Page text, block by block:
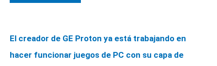
El creador de GE Proton ya está trabajando en
hacer funcionar juegos de PC con su capa de